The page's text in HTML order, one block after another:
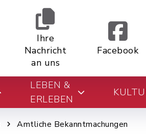
Ihre
Nachricht
an uns
Facebook
LEBEN &
ERLEBEN
Amtliche Bekanntmachungen